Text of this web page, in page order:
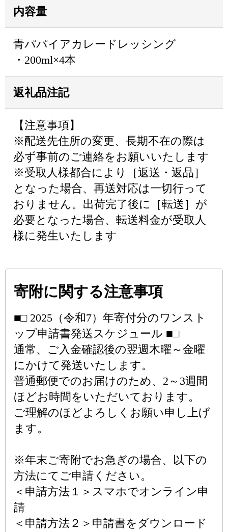
内容量
青パパイアカレードレッシング
・200ml×4本
返礼品注記
【注意事項】
※配送先住所の変更、長期不在の際は
必ず事前のご連絡をお願いいたします
※受取人様都合により［返送・返品］
となった場合、再送対応は一切行って
おりません。出荷完了後に［転送］が
必要となった場合、転送料金が受取人
様に発生いたします
寄附に関する注意事項
■□ 2025（令和7）年寄付分のワンスト
ップ申請書発送スケジュール ■□
通常、ご入金確認後の翌週木曜～金曜
にかけて発送いたします。
普通郵便でのお届けのため、2～3週間
ほどお時間をいただいております。
ご理解のほどよろしくお願い申し上げ
ます。
※年末ご寄附でお急ぎの場合、以下の
方法にてご申請ください。
＜申請方法１＞スマホでオンライン申
請
＜申請方法２＞申請書をダウンロード